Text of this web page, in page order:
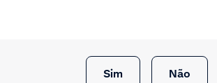
Sim Não